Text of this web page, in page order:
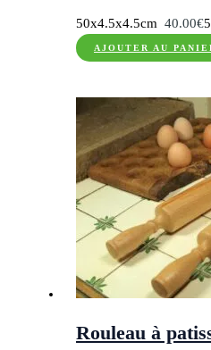
50x4.5x4.5cm40.00€
AJOUTER AU
Rouleau à